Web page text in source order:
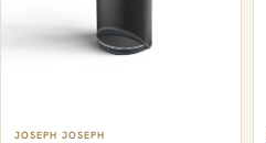
JOSEPH JOSEPH